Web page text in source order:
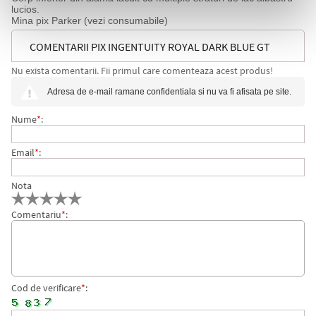
lucios.
Mina pix Parker (vezi consumabile)
COMENTARII PIX INGENTUITY ROYAL DARK BLUE GT
Nu exista comentarii. Fii primul care comenteaza acest produs!
Adresa de e-mail ramane confidentiala si nu va fi afisata pe site.
Nume*:
Email*:
Nota
Comentariu*:
Cod de verificare*: